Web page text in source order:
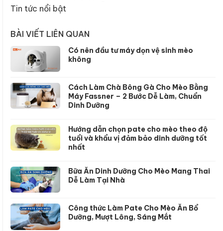
Tin tức nổi bật
BÀI VIẾT LIÊN QUAN
Có nên đầu tư máy dọn vệ sinh mèo
không
Cách Làm Chà Bông Gà Cho Mèo Bằng
Máy Fassner – 2 Bước Dễ Làm, Chuẩn
Dinh Dưỡng
Hướng dẫn chọn pate cho mèo theo độ
tuổi và khẩu vị đảm bảo dinh dưỡng tốt
nhất
Bữa Ăn Dinh Dưỡng Cho Mèo Mang Thai
Dễ Làm Tại Nhà
Công thức Làm Pate Cho Mèo Ăn Bổ
Dưỡng, Mượt Lông, Sáng Mắt